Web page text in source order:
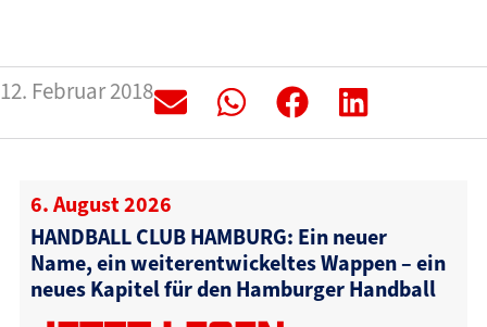
12. Februar 2018
6. August 2026
HANDBALL CLUB HAMBURG: Ein neuer
Name, ein weiterentwickeltes Wappen – ein
neues Kapitel für den Hamburger Handball